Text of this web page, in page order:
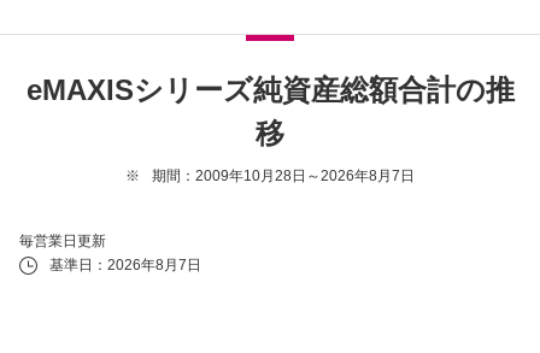
eMAXISシリーズ純資産総額合計の推
移
期間：2009年10月28日～2026年8月7日
毎営業日更新
基準日：2026年8月7日